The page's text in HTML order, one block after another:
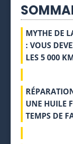
MYTHE DE
: VOUS
LES 5 000
UNE HUILE
TEMPS DE